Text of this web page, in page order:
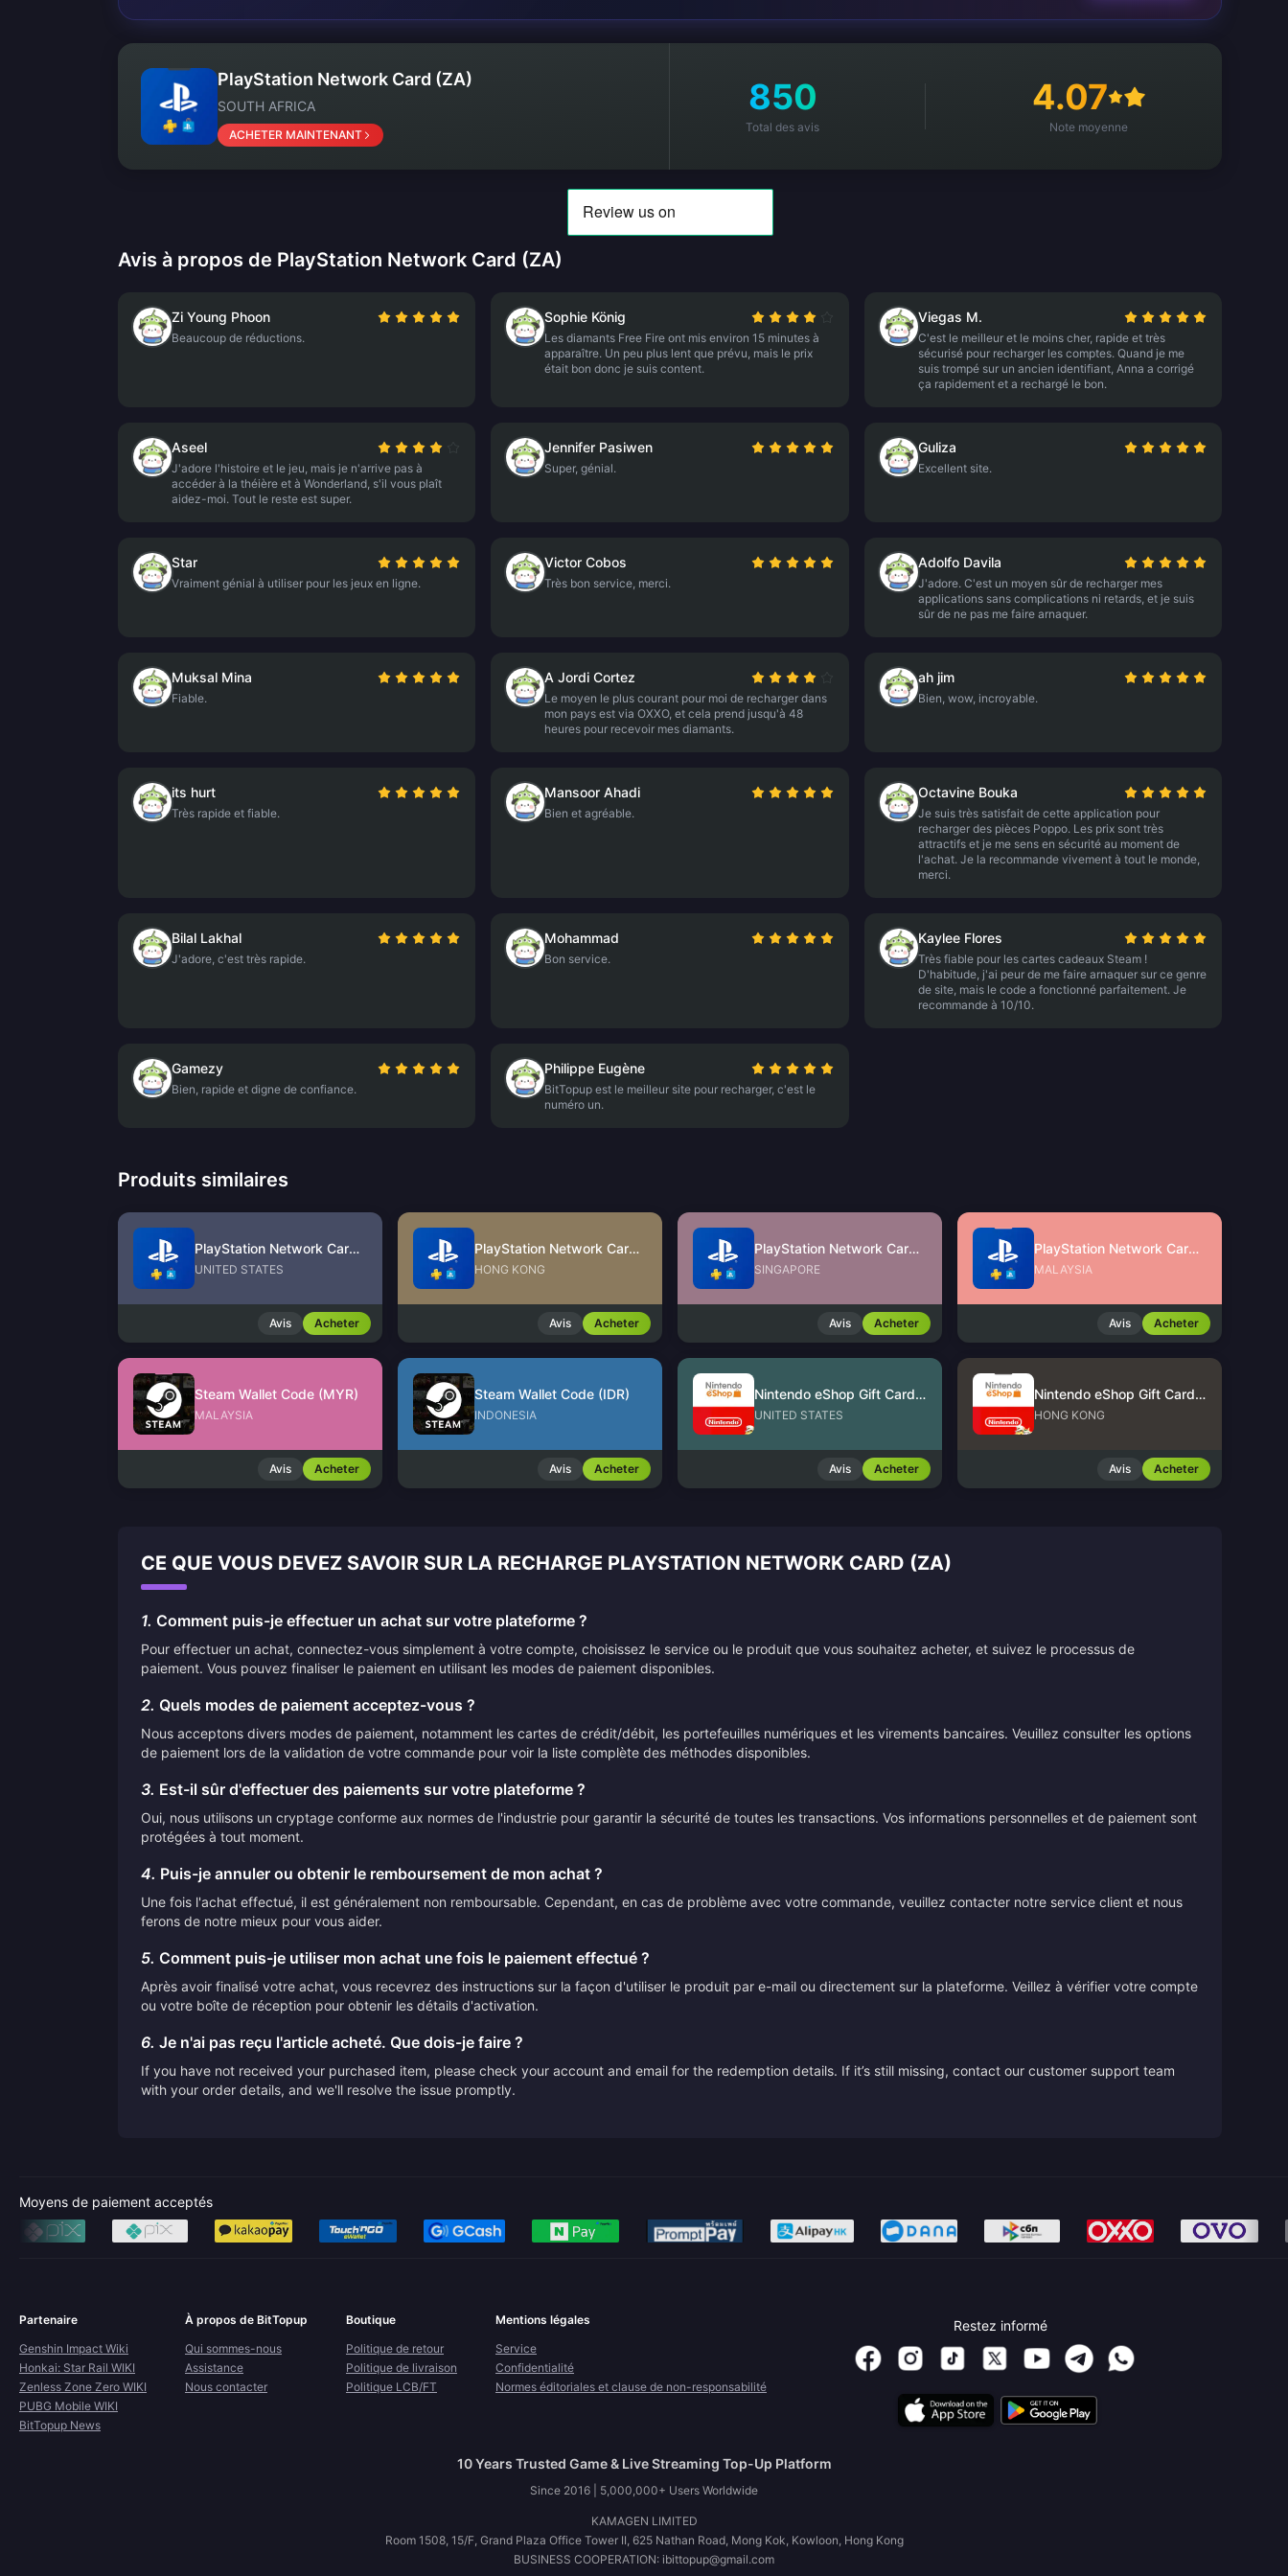
PlayStation Network Card (ZA)
SOUTH AFRICA
ACHETER MAINTENANT
850
Total des avis
4.07
Note moyenne
Avis à propos de PlayStation Network Card (ZA)
Zi Young Phoon
Beaucoup de réductions.
Sophie König
Les diamants Free Fire ont mis environ 15 minutes à
apparaître. Un peu plus lent que prévu, mais le prix
était bon donc je suis content.
Viegas M.
C'est le meilleur et le moins cher, rapide et très
sécurisé pour recharger les comptes. Quand je me
suis trompé sur un ancien identifiant, Anna a corrigé
ça rapidement et a rechargé le bon.
Aseel
J'adore l'histoire et le jeu, mais je n'arrive pas à
accéder à la théière et à Wonderland, s'il vous plaît
aidez-moi. Tout le reste est super.
Jennifer Pasiwen
Super, génial.
Guliza
Excellent site.
Star
Vraiment génial à utiliser pour les jeux en ligne.
Victor Cobos
Très bon service, merci.
Adolfo Davila
J'adore. C'est un moyen sûr de recharger mes
applications sans complications ni retards, et je suis
sûr de ne pas me faire arnaquer.
Muksal Mina
Fiable.
A Jordi Cortez
Le moyen le plus courant pour moi de recharger dans
mon pays est via OXXO, et cela prend jusqu'à 48
heures pour recevoir mes diamants.
ah jim
Bien, wow, incroyable.
its hurt
Très rapide et fiable.
Mansoor Ahadi
Bien et agréable.
Octavine Bouka
Je suis très satisfait de cette application pour
recharger des pièces Poppo. Les prix sont très
attractifs et je me sens en sécurité au moment de
l'achat. Je la recommande vivement à tout le monde,
merci.
Bilal Lakhal
J'adore, c'est très rapide.
Mohammad
Bon service.
Kaylee Flores
Très fiable pour les cartes cadeaux Steam !
D'habitude, j'ai peur de me faire arnaquer sur ce genre
de site, mais le code a fonctionné parfaitement. Je
recommande à 10/10.
Gamezy
Bien, rapide et digne de confiance.
Philippe Eugène
BitTopup est le meilleur site pour recharger, c'est le
numéro un.
Produits similaires
PlayStation Network Card (US)
UNITED STATES
Avis Acheter
PlayStation Network Card (HK)
HONG KONG
Avis Acheter
PlayStation Network Card (SG)
SINGAPORE
Avis Acheter
PlayStation Network Card (MY)
MALAYSIA
Avis Acheter
Steam Wallet Code (MYR)
MALAYSIA
Avis Acheter
Steam Wallet Code (IDR)
INDONESIA
Avis Acheter
Nintendo eShop Gift Card (US)
UNITED STATES
Avis Acheter
Nintendo eShop Gift Card (HK)
HONG KONG
Avis Acheter
CE QUE VOUS DEVEZ SAVOIR SUR LA RECHARGE PLAYSTATION NETWORK CARD (ZA)
1. Comment puis-je effectuer un achat sur votre plateforme ?
Pour effectuer un achat, connectez-vous simplement à votre compte, choisissez le service ou le produit que vous souhaitez acheter, et suivez le processus de
paiement. Vous pouvez finaliser le paiement en utilisant les modes de paiement disponibles.
2. Quels modes de paiement acceptez-vous ?
Nous acceptons divers modes de paiement, notamment les cartes de crédit/débit, les portefeuilles numériques et les virements bancaires. Veuillez consulter les options
de paiement lors de la validation de votre commande pour voir la liste complète des méthodes disponibles.
3. Est-il sûr d'effectuer des paiements sur votre plateforme ?
Oui, nous utilisons un cryptage conforme aux normes de l'industrie pour garantir la sécurité de toutes les transactions. Vos informations personnelles et de paiement sont
protégées à tout moment.
4. Puis-je annuler ou obtenir le remboursement de mon achat ?
Une fois l'achat effectué, il est généralement non remboursable. Cependant, en cas de problème avec votre commande, veuillez contacter notre service client et nous
ferons de notre mieux pour vous aider.
5. Comment puis-je utiliser mon achat une fois le paiement effectué ?
Après avoir finalisé votre achat, vous recevrez des instructions sur la façon d'utiliser le produit par e-mail ou directement sur la plateforme. Veillez à vérifier votre compte
ou votre boîte de réception pour obtenir les détails d'activation.
6. Je n'ai pas reçu l'article acheté. Que dois-je faire ?
If you have not received your purchased item, please check your account and email for the redemption details. If it’s still missing, contact our customer support team
with your order details, and we'll resolve the issue promptly.
Moyens de paiement acceptés
Partenaire
Genshin Impact Wiki
Honkai: Star Rail WIKI
Zenless Zone Zero WIKI
PUBG Mobile WIKI
BitTopup News
À propos de BitTopup
Qui sommes-nous
Assistance
Nous contacter
Boutique
Politique de retour
Politique de livraison
Politique LCB/FT
Mentions légales
Service
Confidentialité
Normes éditoriales et clause de non-responsabilité
Restez informé
10 Years Trusted Game & Live Streaming Top-Up Platform
Since 2016 | 5,000,000+ Users Worldwide
KAMAGEN LIMITED
Room 1508, 15/F, Grand Plaza Office Tower II, 625 Nathan Road, Mong Kok, Kowloon, Hong Kong
BUSINESS COOPERATION: ibittopup@gmail.com